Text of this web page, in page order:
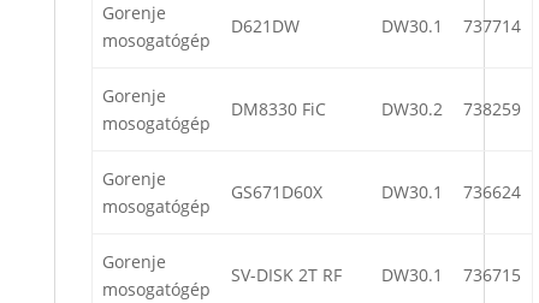
Gorenje
mosogatógép
D621DW DW30.1 737714
Gorenje
mosogatógép
DM8330 FiC DW30.2 738259
Gorenje
mosogatógép
GS671D60X DW30.1 736624
Gorenje
mosogatógép
SV-DISK 2T RF DW30.1 736715